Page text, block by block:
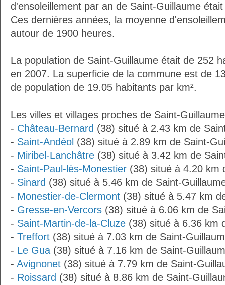
d'ensoleillement par an de Saint-Guillaume
Ces dernières années, la moyenne
autour de 1900 heures.
La population de Saint-Guillaume était de 252
en 2007. La superficie de la commune est de
de population de 19.05 habitants par km².
Les villes et villages proches de Saint-
- Château-Bernard (38) situé à 2.43 km de
- Saint-Andéol (38) situé à 2.89 km de Saint-
- Miribel-Lanchâtre (38) situé à 3.42 km de
- Saint-Paul-lès-Monestier (38) situé à 4.20 km
- Sinard (38) situé à 5.46 km de Saint-
- Monestier-de-Clermont (38) situé à 5.47 km
- Gresse-en-Vercors (38) situé à 6.06 km de
- Saint-Martin-de-la-Cluze (38) situé à 6.36 km
- Treffort (38) situé à 7.03 km de Saint-
- Le Gua (38) situé à 7.16 km de Saint-
- Avignonet (38) situé à 7.79 km de Saint-
- Roissard (38) situé à 8.86 km de Saint-